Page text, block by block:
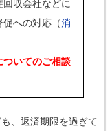
回収会社などに
への対応（消
ついてのご相談
、返済期限を過ぎて